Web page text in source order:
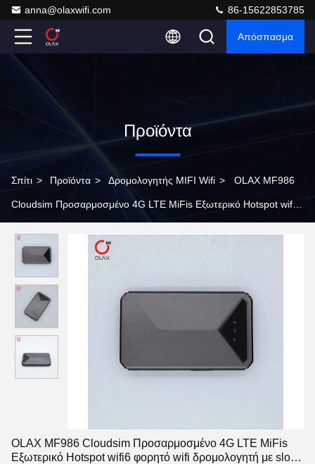
anna@olaxwifi.com 86-15622853785
Απόσπασμα
Προϊόντα
Σπίτι > Προϊόντα > Δρομολογητής MIFI Wifi > OLAX MF986
Cloudsim Προσαρμοσμένο 4G LTE MiFis Εξωτερικό Hotspot wifi6
OLAX MF986 Cloudsim Προσαρμοσμένο 4G LTE MiFis
Εξωτερικό Hotspot wifi6 φορητό wifi δρομολογητή με slot